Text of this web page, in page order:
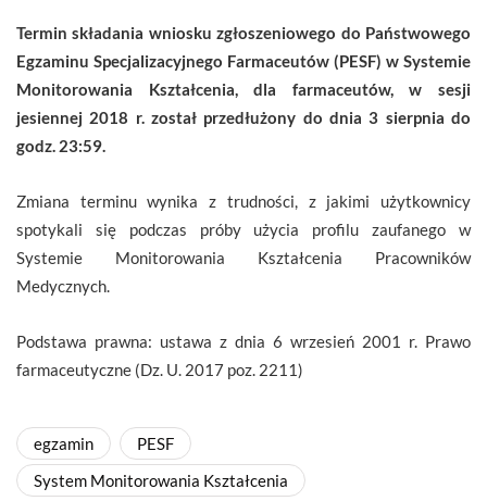
Termin składania wniosku zgłoszeniowego do Państwowego
Egzaminu Specjalizacyjnego Farmaceutów (PESF) w Systemie
Monitorowania Kształcenia, dla farmaceutów, w sesji
jesiennej 2018 r. został przedłużony do dnia 3 sierpnia do
godz. 23:59.
Zmiana terminu wynika z trudności, z jakimi użytkownicy
spotykali się podczas próby użycia profilu zaufanego w
Systemie Monitorowania Kształcenia Pracowników
Medycznych.
Podstawa prawna: ustawa z dnia 6 wrzesień 2001 r. Prawo
farmaceutyczne (Dz. U. 2017 poz. 2211)
egzamin
PESF
System Monitorowania Kształcenia